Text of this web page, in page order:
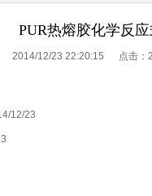
PUR热熔胶化学反
2014/12/23 22:20:15 点击：
12/23